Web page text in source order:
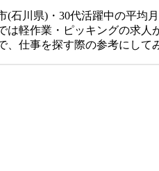
石川県)・30代活躍中の平均
軽作業・ピッキングの求人
仕事を探す際の参考にして